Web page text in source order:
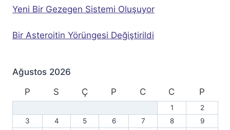
Yeni Bir Gezegen Sistemi Oluşuyor
Bir Asteroitin Yörüngesi Değiştirildi
Ağustos 2026
P
S Ç P C C P
1
2
3
4 5 6 7 8
9